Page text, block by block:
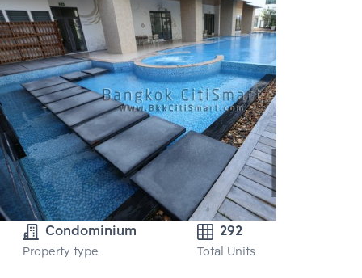
Condominium
Property type
292
Total Units